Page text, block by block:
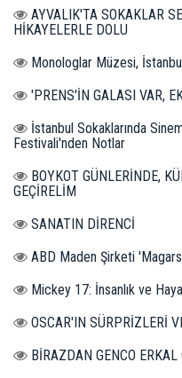
AYVALIK'TA SOKAKLAR
HİKAYELERLE DOLU
Monologlar Müzesi,
'PRENS'İN GALASI VAR,
İstanbul Sokaklarında
Festivali'nden Notlar
BOYKOT GÜNLERİNDE,
GEÇİRELİM
SANATIN DİRENCİ
ABD Maden Şirketi
Mickey 17: İnsanlık ve
OSCAR'IN SÜRPRİZLERİ
BİRAZDAN GENCO ERKAL